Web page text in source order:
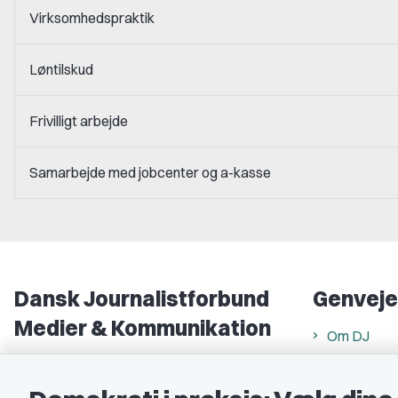
Virksomhedspraktik
Løntilskud
Frivilligt arbejde
Samarbejde med jobcenter og a-kasse
Dansk Journalistforbund
Medier & Kommunikation
Genveje
Om DJ